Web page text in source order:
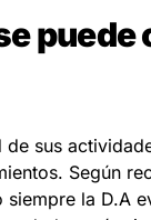
sus
Según
la D.A